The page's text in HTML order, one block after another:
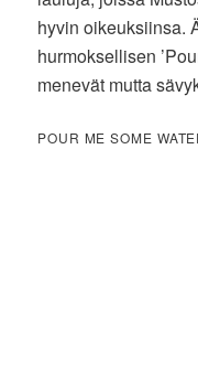
hyvin oikeuksiinsa.
hurmoksellisen
menevät mutta
POUR ME SOME